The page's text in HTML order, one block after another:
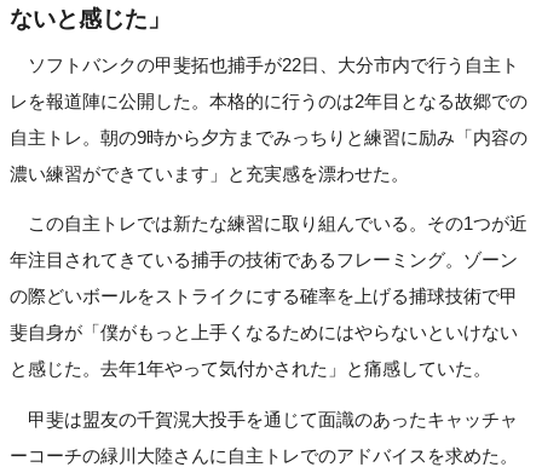
ないと感じた」
ソフトバンクの甲斐拓也捕手が22日、大分市内で行う自主ト
レを報道陣に公開した。本格的に行うのは2年目となる故郷での
自主トレ。朝の9時から夕方までみっちりと練習に励み「内容の
濃い練習ができています」と充実感を漂わせた。
この自主トレでは新たな練習に取り組んでいる。その1つが近
年注目されてきている捕手の技術であるフレーミング。ゾーン
の際どいボールをストライクにする確率を上げる捕球技術で甲
斐自身が「僕がもっと上手くなるためにはやらないといけない
と感じた。去年1年やって気付かされた」と痛感していた。
甲斐は盟友の千賀滉大投手を通じて面識のあったキャッチャ
ーコーチの緑川大陸さんに自主トレでのアドバイスを求めた。